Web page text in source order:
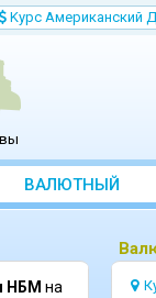
Kурс Aмериканский
BАЛЮТНЫЙ
KОНВЕРТЕР
НБМ на